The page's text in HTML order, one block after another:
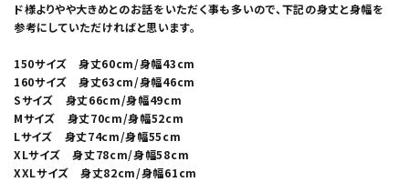
ド様よりやや大きめとのお話をいただく事も多いので、下記の身丈と身幅を
参考にしていただければと思います。
150サイズ 身丈60cm/身幅43cm
160サイズ 身丈63cm/身幅46cm
Sサイズ 身丈66cm/身幅49cm
Mサイズ 身丈70cm/身幅52cm
Lサイズ 身丈74cm/身幅55cm
XLサイズ 身丈78cm/身幅58cm
XXLサイズ 身丈82cm/身幅61cm